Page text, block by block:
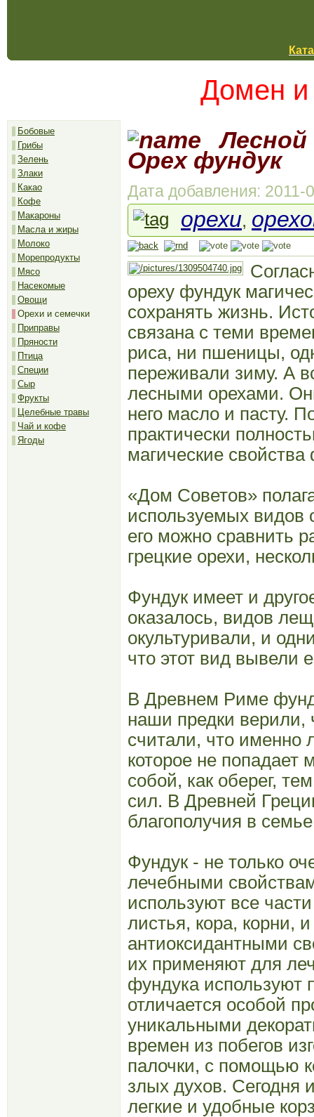
Домен и
Бобовые
Грибы
Зелень
Злаки
Какао
Кофе
Макароны
Масла и жиры
Молоко
Морепродукты
Мясо
Насекомые
Овощи
Орехи и семечки
Приправы
Пряности
Птица
Специи
Сыр
Фрукты
Целебные травы
Чай и кофе
Ягоды
Лесной
Орех фундук
Дата добавления: 2011-
орехи,
ореху фундук
сохранять жизнь.
связана с теми
риса, ни пшеницы,
переживали зиму. А
лесными орехами.
него масло и пасту.
практически
магические свойства
«Дом Советов»
используемых видов
его можно сравнить
грецкие орехи,
Фундук имеет и
оказалось, видов
окультуривали, и
что этот вид вывели
В Древнем Риме
наши предки
считали, что
которое не
собой, как оберег,
сил. В Древней
благополучия в
Фундук - не только
лечебными
используют все
листья, кора, корни,
антиоксидантными
их применяют для
фундука используют
отличается особой
уникальными
времен из побегов
палочки, с помощью
злых духов. Сегодня
легкие и удобные